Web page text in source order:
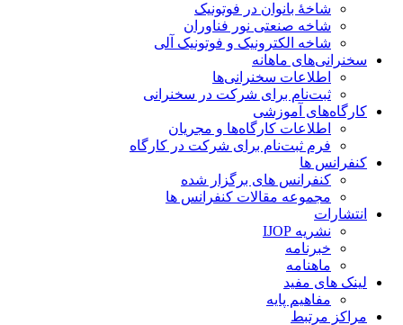
شاخۀ بانوان در فوتونیک
شاخه صنعتی نور فناوران
شاخه‌ الکترونیک و فوتونیک آلی
سخنرانی‌های ماهانه
اطلاعات سخنرانی‌‌ها
ثبت‌نام برای شرکت در سخنرانی
کارگاه‌های آموزشی
اطلاعات کارگاه‌ها و مجریان
فرم ثبت‌نام برای شرکت در کارگاه
کنفرانس ها
کنفرانس های برگزار شده
مجموعه مقالات کنفرانس ها
انتشارات
نشریه IJOP
خبرنامه
ماهنامه
لینک های مفید
مفاهیم پایه
مراکز مرتبط